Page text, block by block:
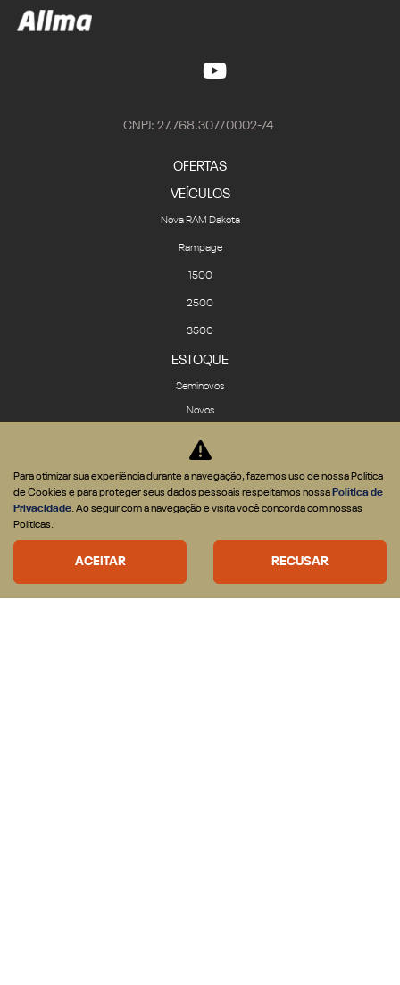
CNPJ: 27.768.307/0002-74
OFERTAS
VEÍCULOS
Nova RAM Dakota
Rampage
1500
2500
3500
ESTOQUE
Seminovos
Novos
CNPJ e Microempresário
Produtor Rural
Governo
Financiamento
Para otimizar sua experiência durante a navegação, fazemos uso de nossa Política
de Cookies e para proteger seus dados pessoais respeitamos nossa Política de
Privacidade. Ao seguir com a navegação e visita você concorda com nossas
Políticas.
ACEITAR RECUSAR